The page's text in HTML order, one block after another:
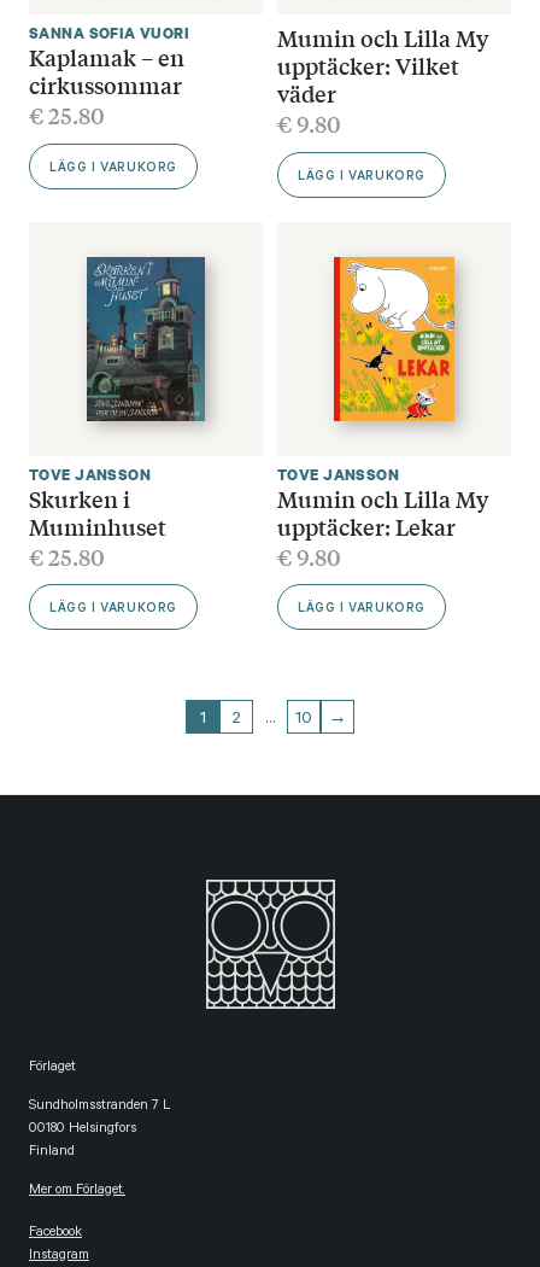
SANNA SOFIA VUORI
Kaplamak – en
cirkussommar
€25.80
LÄGG I VARUKORG
Mumin och Lilla My
upptäcker: Vilket
väder
€9.80
LÄGG I VARUKORG
TOVE JANSSON
Skurken i
Muminhuset
€25.80
LÄGG I VARUKORG
TOVE JANSSON
Mumin och Lilla My
upptäcker: Lekar
€9.80
LÄGG I VARUKORG
1 2 … 10 →
Förlaget
Sundholmsstranden 7 L
00180 Helsingfors
Finland
Mer om Förlaget.
Facebook
Instagram